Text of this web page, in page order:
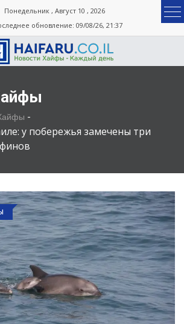
Понедельник , Август 10 , 2026
обновление: 09/08/26, 21:37
-
у побережья замечены три